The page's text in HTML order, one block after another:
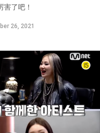
害了吧！
26, 2021